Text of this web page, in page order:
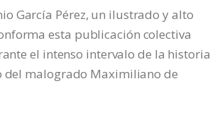
García Pérez, un ilustrado y alto
esta publicación colectiva
el intenso intervalo de la historia
del malogrado Maximiliano de